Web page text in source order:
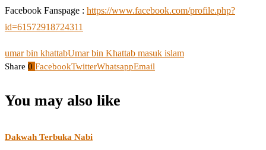
Facebook Fanspage : https://www.facebook.com/profile.php?
id=61572918724311
umar bin khattabUmar bin Khattab masuk islam
Share 0 FacebookTwitterWhatsappEmail
You may also like
Dakwah Terbuka Nabi